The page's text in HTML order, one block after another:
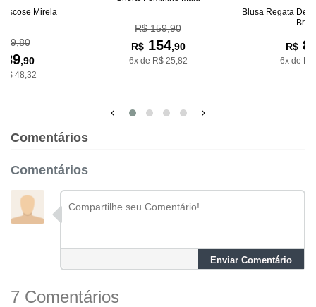
Mirela
,90
48,32
R$ 159,90
R$154,90
6x de R$ 25,82
Blusa Regata De
R$
6x de
Comentários
Comentários
Enviar Comentário
7 Comentários